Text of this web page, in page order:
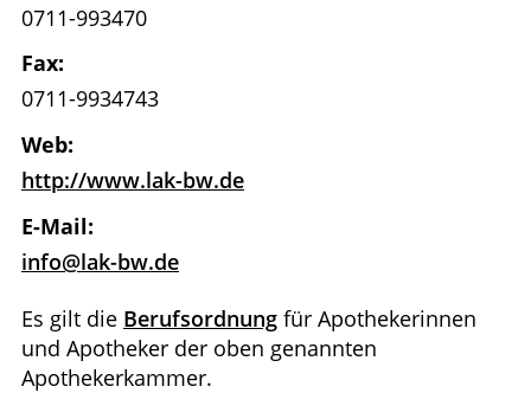
0711-993470
Fax:
0711-9934743
Web:
http://www.lak-bw.de
E-Mail:
info@lak-bw.de
Es gilt die Berufsordnung für Apothekerinnen
und Apotheker der oben genannten
Apothekerkammer.